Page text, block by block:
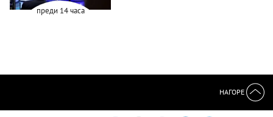
преди 14 часа
НАГОРЕ